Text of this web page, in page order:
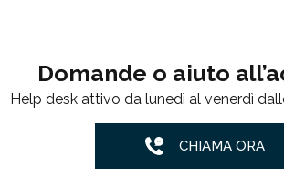
Domande o aiuto
Help desk attivo da lunedì al venerdì
CHIAMA ORA